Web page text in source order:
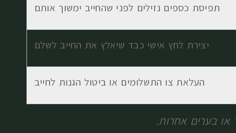
תפיסת כספים נזילים לפני שהחייב ימשוך אותם
יצירת לחץ אישי כבד שיאלץ את החייב לשלם
העלאת צו התשלומים או ביטול הגנות לחייב
או בערים אחרות.